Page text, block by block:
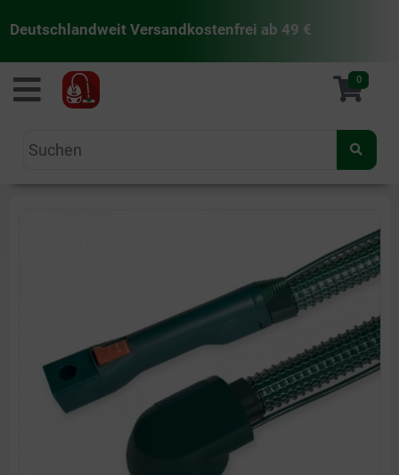
Deutschlandweit Versandkostenfrei ab 49 €
staubsaugermanufaktur 0